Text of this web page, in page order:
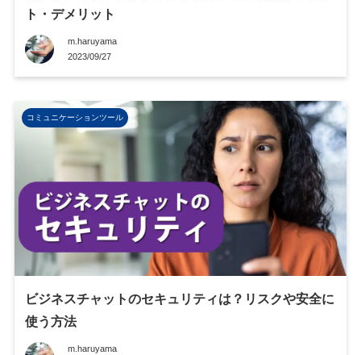
ト・デメリット
m.haruyama
2023/09/27
コミュニケーションツール
ビジネスチャットのセキュリティは？リスクや安全に
使う方法
m.haruyama